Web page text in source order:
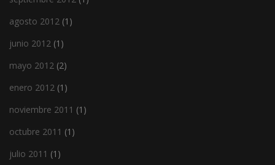
agosto 2012 (1)
junio 2012 (1)
mayo 2012 (2)
enero 2012 (1)
noviembre 2011 (1)
octubre 2011 (1)
julio 2011 (1)